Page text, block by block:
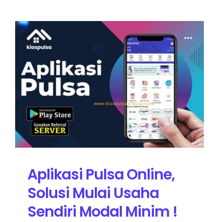
Aplikasi Pulsa Online,
Solusi Mulai Usaha
Sendiri Modal Minim !